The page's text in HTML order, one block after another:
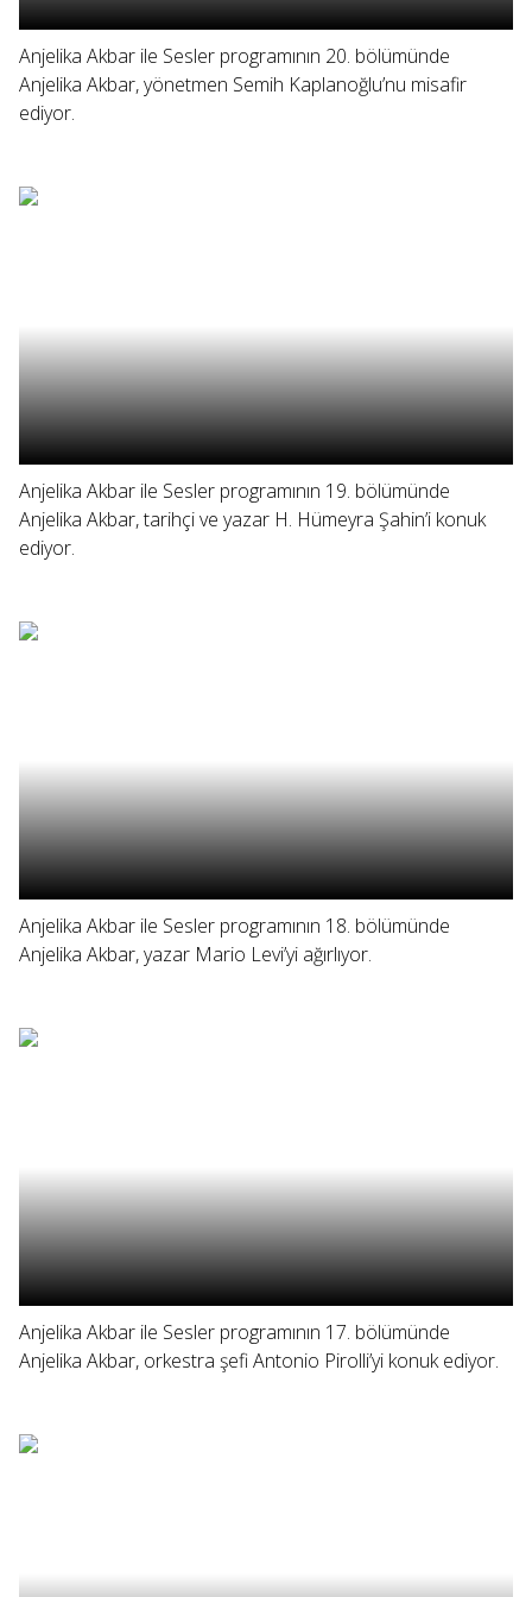
Anjelika Akbar ile Sesler programının 20. bölümünde
Anjelika Akbar, yönetmen Semih Kaplanoğlu’nu misafir
ediyor.
Anjelika Akbar ile Sesler programının 19. bölümünde
Anjelika Akbar, tarihçi ve yazar H. Hümeyra Şahin’i konuk
ediyor.
Anjelika Akbar ile Sesler programının 18. bölümünde
Anjelika Akbar, yazar Mario Levi’yi ağırlıyor.
Anjelika Akbar ile Sesler programının 17. bölümünde
Anjelika Akbar, orkestra şefi Antonio Pirolli’yi konuk ediyor.